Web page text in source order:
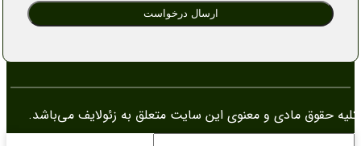
کلیه حقوق مادی و معنوی این سایت متعلق به زئولایف می‌باشد.